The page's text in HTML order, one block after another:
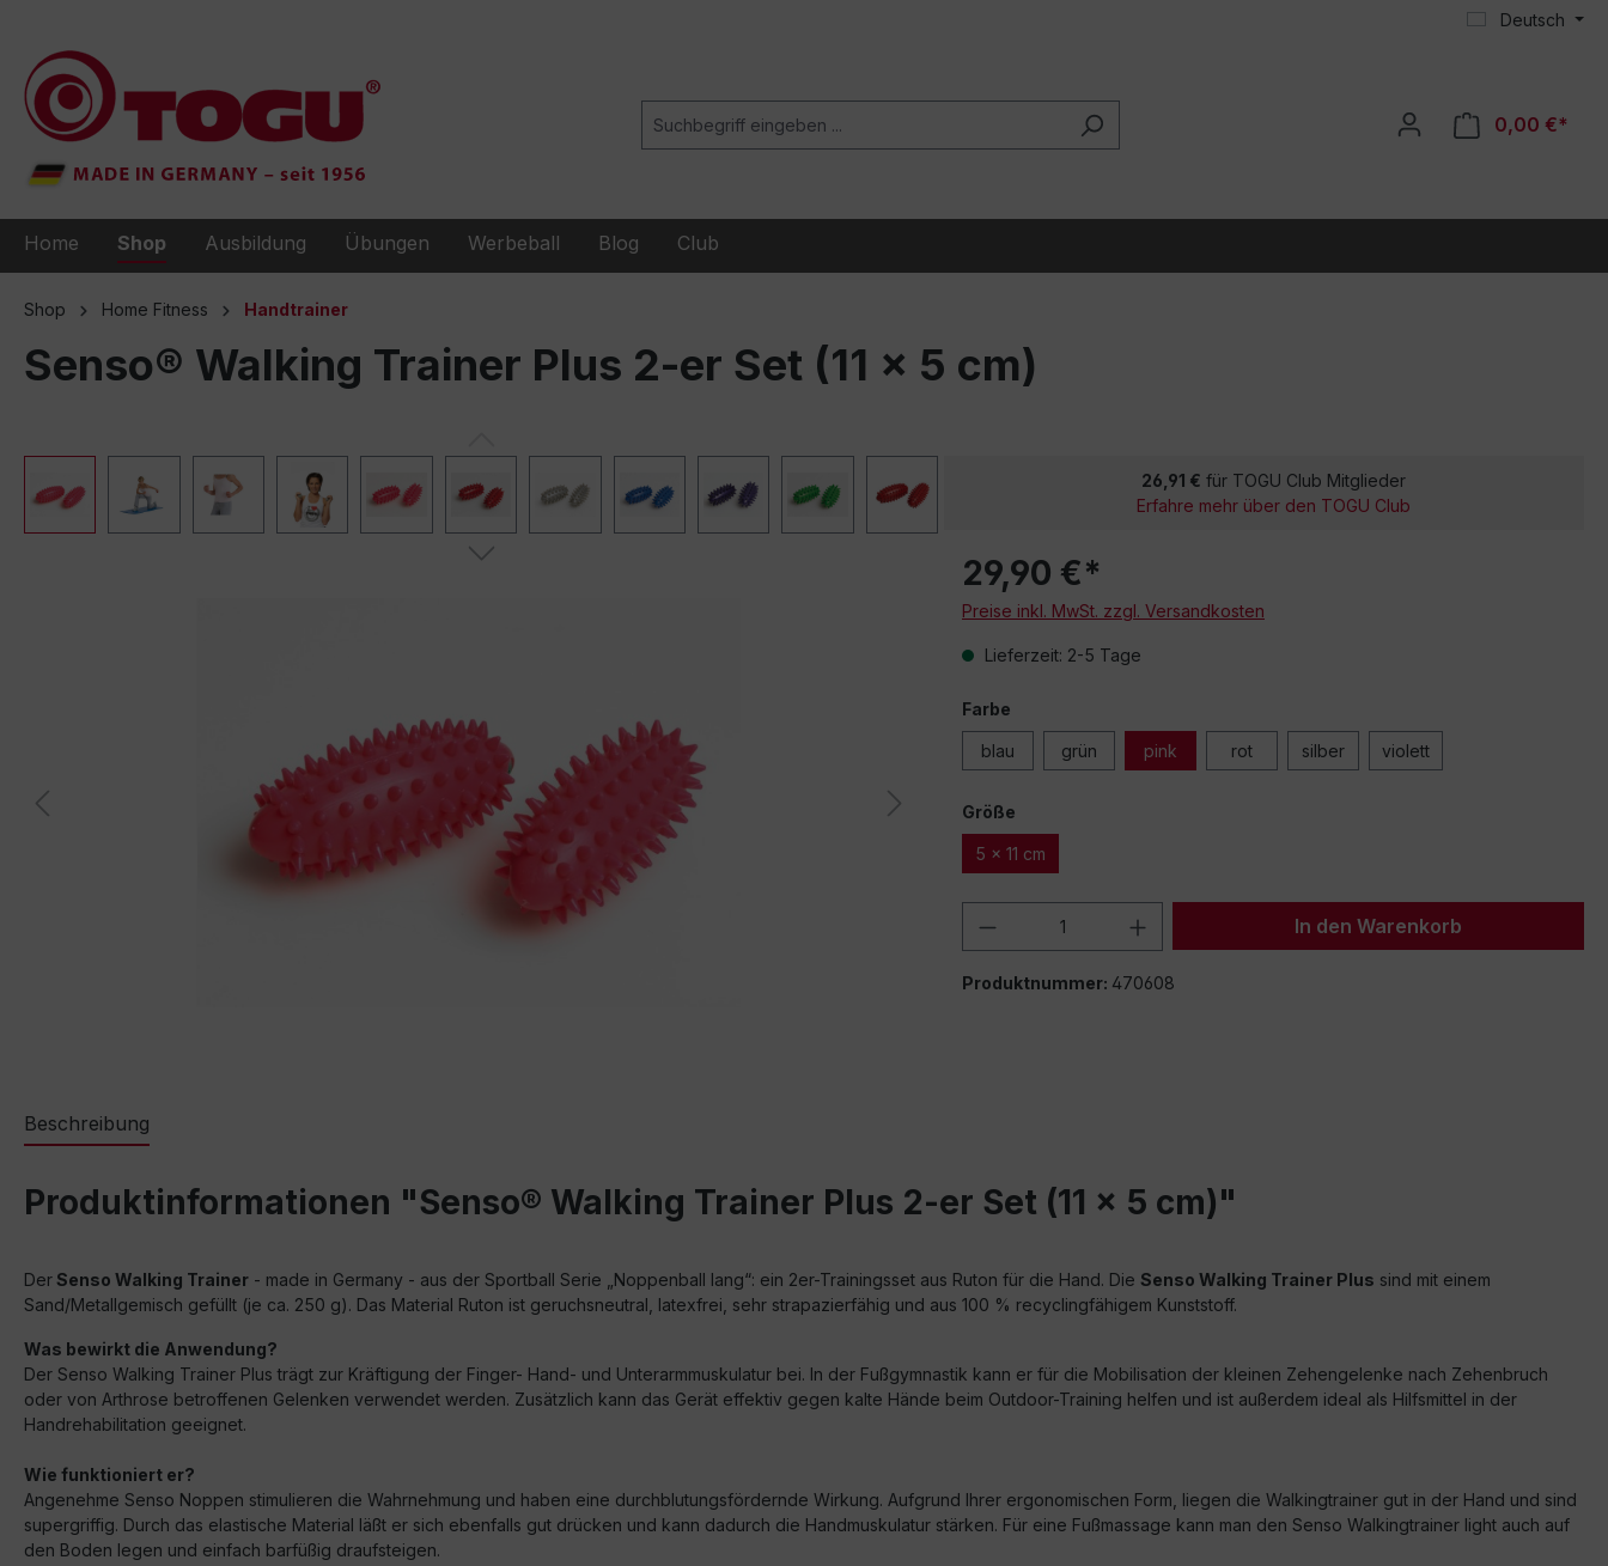
Deutsch
0,00 €*
Home Shop Ausbildung Übungen Werbeball Blog Club
Shop Home Fitness Handtrainer
Senso® Walking Trainer Plus 2-er Set (11 x 5 cm)
26,91 € für TOGU Club Mitglieder
Erfahre mehr über den TOGU Club
29,90 €*
Preise inkl. MwSt. zzgl. Versandkosten
Lieferzeit: 2-5 Tage
Farbe
blau grün pink rot silber violett
Größe
5 x 11 cm
Produkt Anzahl: Gib den gewünschten Wert
In den Warenkorb
Produktnummer: 470608
Beschreibung
Produktinformationen "Senso® Walking Trainer Plus 2-er Set (11 x 5 cm)"
Der Senso Walking Trainer - made in Germany - aus der Sportball Serie „Noppenball lang“: ein 2er-Trainingsset aus Ruton für die Hand. Die Senso Walking Trainer Plus sind mit einem
Sand/Metallgemisch gefüllt (je ca. 250 g). Das Material Ruton ist geruchsneutral, latexfrei, sehr strapazierfähig und aus 100 % recyclingfähigem Kunststoff.
Was bewirkt die Anwendung?
Der Senso Walking Trainer Plus trägt zur Kräftigung der Finger- Hand- und Unterarmmuskulatur bei. In der Fußgymnastik kann er für die Mobilisation der kleinen Zehengelenke nach Zehenbruch
oder von Arthrose betroffenen Gelenken verwendet werden. Zusätzlich kann das Gerät effektiv gegen kalte Hände beim Outdoor-Training helfen und ist außerdem ideal als Hilfsmittel in der
Handrehabilitation geeignet.
Wie funktioniert er?
Angenehme Senso Noppen stimulieren die Wahrnehmung und haben eine durchblutungsfördernde Wirkung. Aufgrund Ihrer ergonomischen Form, liegen die Walkingtrainer gut in der Hand und sind
supergriffig. Durch das elastische Material läßt er sich ebenfalls gut drücken und kann dadurch die Handmuskulatur stärken. Für eine Fußmassage kann man den Senso Walkingtrainer light auch auf
den Boden legen und einfach barfüßig draufsteigen.